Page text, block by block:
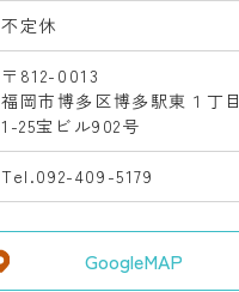
不定休
〒812-0013
福岡市博多区博多駅東１丁目
1-25宝ビル902号
Tel.092-409-5179
GoogleMAP